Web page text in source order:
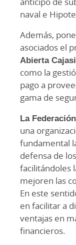
naval e
Además,
asociados el
Abierta
como la
pago a
gama de
La
una
fundamental
defensa de
facilitándoles
mejoren las
En este
en facilitar a
ventajas en
financieros.